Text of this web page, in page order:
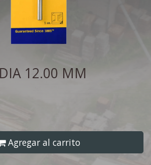
12.00 MM
Agregar al carrito